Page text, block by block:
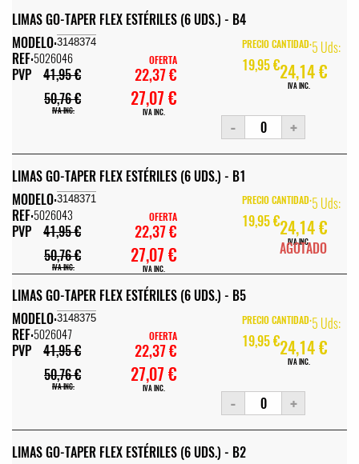
LIMAS GO-TAPER FLEX ESTÉRILES (6 UDS.) - B4
MODELO:3148374
REF:5026046
PVP
41,95 €
50,76 €
IVA INC.
OFERTA
22,37 €
27,07 €
IVA INC.
PRECIO CANTIDAD:5 Uds:
19,95 €24,14 €
IVA INC.
- +
LIMAS GO-TAPER FLEX ESTÉRILES (6 UDS.) - B1
MODELO:3148371
REF:5026043
PVP
41,95 €
50,76 €
IVA INC.
OFERTA
22,37 €
27,07 €
IVA INC.
PRECIO CANTIDAD:5 Uds:
19,95 €24,14 €
IVA INC.
AGOTADO
LIMAS GO-TAPER FLEX ESTÉRILES (6 UDS.) - B5
MODELO:3148375
REF:5026047
PVP
41,95 €
50,76 €
IVA INC.
OFERTA
22,37 €
27,07 €
IVA INC.
PRECIO CANTIDAD:5 Uds:
19,95 €24,14 €
IVA INC.
- +
LIMAS GO-TAPER FLEX ESTÉRILES (6 UDS.) - B2